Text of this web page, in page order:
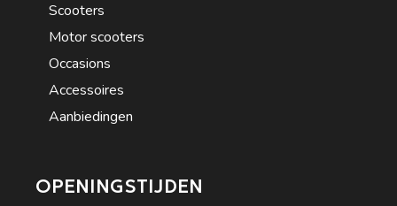
Scooters
Motor scooters
Occasions
Accessoires
Aanbiedingen
OPENINGSTIJDEN